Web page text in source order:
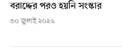
বরাদ্দের পরও হয়নি সংস্কার
৩০ জুলাই ২০২৬